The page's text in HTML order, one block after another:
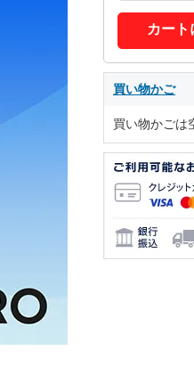
カート
買い物かご
買い物かごは